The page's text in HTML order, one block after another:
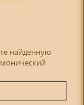
найденную